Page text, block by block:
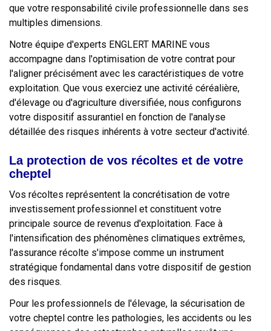
que votre responsabilité civile professionnelle dans ses
multiples dimensions.
Notre équipe d'experts ENGLERT MARINE vous
accompagne dans l'optimisation de votre contrat pour
l'aligner précisément avec les caractéristiques de votre
exploitation. Que vous exerciez une activité céréalière,
d'élevage ou d'agriculture diversifiée, nous configurons
votre dispositif assurantiel en fonction de l'analyse
détaillée des risques inhérents à votre secteur d'activité.
La protection de vos récoltes et de votre
cheptel
Vos récoltes représentent la concrétisation de votre
investissement professionnel et constituent votre
principale source de revenus d'exploitation. Face à
l'intensification des phénomènes climatiques extrêmes,
l'assurance récolte s'impose comme un instrument
stratégique fondamental dans votre dispositif de gestion
des risques.
Pour les professionnels de l'élevage, la sécurisation de
votre cheptel contre les pathologies, les accidents ou les